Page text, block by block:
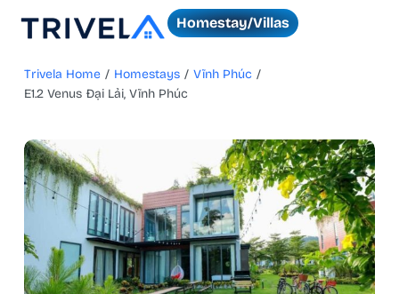
Homestay/Villas
Trivela Home / Homestays / Vĩnh Phúc /
E1.2 Venus Đại Lải, Vĩnh Phúc